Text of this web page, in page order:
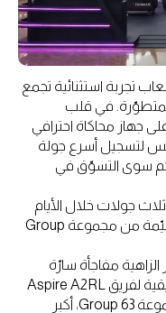
تجربة استثنائية تجمع
المحاكاة المتطوّرة. في قلب
جهاز محاكاة احترافي
التنافس لتسجيل أسرع جولة
سوى التسوّق في
جولات خلال الأيام
الثلاثة من الفعالية بفرصة الفوز بجوائز قيّمة من مجموعة Group
مفاجأة سارّة
للضيوف، إذ ستحطّ سيّارة فورمولا 1 حقيقية لفريق Aspire A2RL
في قلب المول، في إطار تعاون مع مجموعة Group 63، أكبر